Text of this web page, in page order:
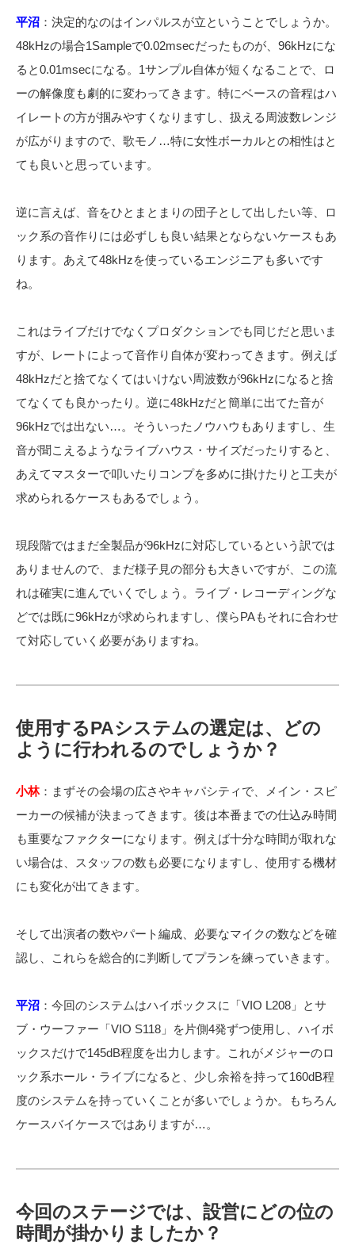
平沼 ：決定的なのはインパルスが立ということでしょうか。
48kHzの場合1Sampleで0.02msecだったものが、96kHzにな
ると0.01msecになる。 1サンプル自体が短くなることで、ロ
ーの解像度も劇的に変わってきます。特にベースの音程はハ
イレートの方が掴みやすくなりますし、扱える周波数レンジ
が広がりますので、 歌モノ…特に女性ボーカルとの相性はと
ても良いと思っています。
逆に言えば、音をひとまとまりの団子として出したい等、ロ
ック系の音作りには必ずしも良い結果とならないケースもあ
ります。 あえて48kHzを使っているエンジニアも多いです
ね。
これはライブだけでなくプロダクションでも同じだと思いま
すが、レートによって音作り自体が変わってきます。例えば
48kHzだと捨てなくてはいけない周波数が96kHzになると捨
てなくても良かったり。逆に48kHzだと簡単に出てた音が
96kHzでは出ない…。そういったノウハウもありますし、生
音が聞こえるようなライブハウス・サイズだったりすると、
あえてマスターで叩いたりコンプを多めに掛けたりと工夫が
求められるケースもあるでしょう。
現段階ではまだ全製品が96kHzに対応しているという訳では
ありませんので、まだ様子見の部分も大きいですが、この流
れは確実に進んでいくでしょう。ライブ・レコーディングな
どでは既に96kHzが求められますし、僕らPAもそれに合わせ
て対応していく必要がありますね。
使用するPAシステムの選定は、どの
ように行われるのでしょうか？
小林：まずその会場の広さやキャパシティで、メイン・スピ
ーカーの候補が決まってきます。後は本番までの仕込み時間
も重要なファクターになります。例えば十分な時間が取れな
い場合は、スタッフの数も必要になりますし、使用する機材
にも変化が出てきます。
そして出演者の数やパート編成、必要なマイクの数などを確
認し、これらを総合的に判断してプランを練っていきます。
平沼 ：今回のシステムはハイボックスに「VIO L208」とサ
ブ・ウーファー「VIO S118」を片側4発ずつ使用し、ハイボ
ックスだけで145dB程度を出力します。これがメジャーのロ
ック系ホール・ライブになると、少し余裕を持って160dB程
度のシステムを持っていくことが多いでしょうか。もちろん
ケースバイケースではありますが…。
今回のステージでは、設営にどの位の
時間が掛かりましたか？